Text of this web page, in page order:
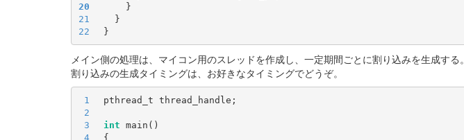
20
21
22
メイン側の処理は、マイコン用のスレッドを作成し、一定期間ごとに割り込みを生成する。
割り込みの生成タイミングは、お好きなタイミングでどうぞ。
1
2
3
int
4